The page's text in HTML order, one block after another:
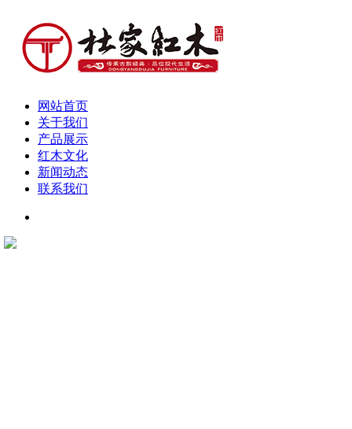
网站首页
关于我们
产品展示
红木文化
新闻动态
联系我们